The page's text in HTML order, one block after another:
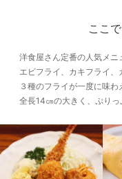
ここ
洋食屋さん定番の人気メニ
エビフライ、カキフライ、
３種のフライが一度に味わ
全長14㎝の大きく、ぷり